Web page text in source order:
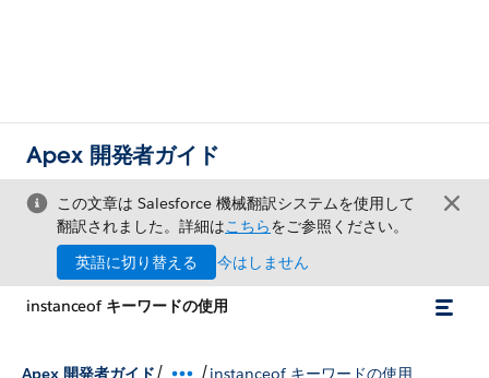
Apex 開発者ガイド
この文章は Salesforce 機械翻訳システムを使用して
翻訳されました。詳細はこちらをご参照ください。
英語に切り替える
今はしません
instanceof キーワードの使用
Apex 開発者ガイド/ /instanceof キーワードの使用